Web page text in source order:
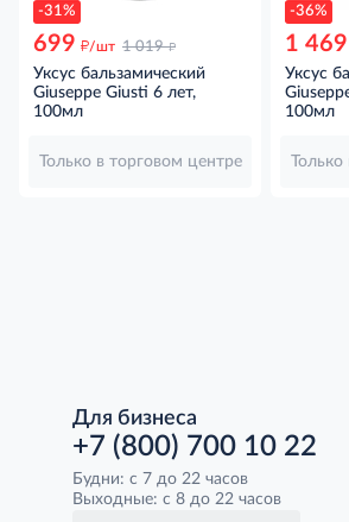
-31%
699 д/шт 1 019 д
Уксус бальзамический
Giuseppe Giusti 6 лет,
100мл
Только в торговом центре
-36%
1 469
Уксус
100мл
Для бизнеса
+7 (800) 700 10 22
Будни: с 7 до 22 часов
Выходные: с 8 до 22 часов